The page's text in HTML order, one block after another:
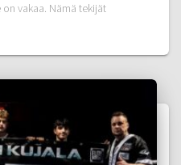
vakaa. Nämä tekijät